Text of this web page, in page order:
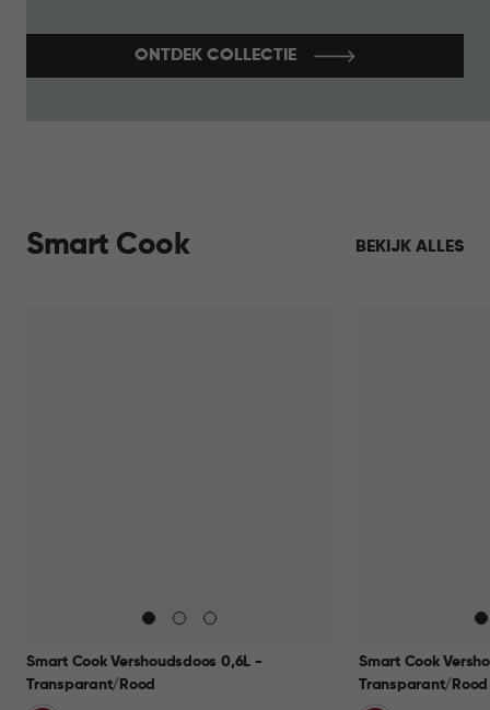
ONTDEK COLLECTIE
Smart Cook BEKIJK ALLES
Smart Cook Vershoudsdoos 0,6L -
Transparant/Rood
Smart Cook
Transparant/Rood